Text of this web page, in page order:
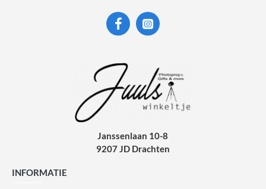
Janssenlaan 10-8
9207 JD Drachten
INFORMATIE